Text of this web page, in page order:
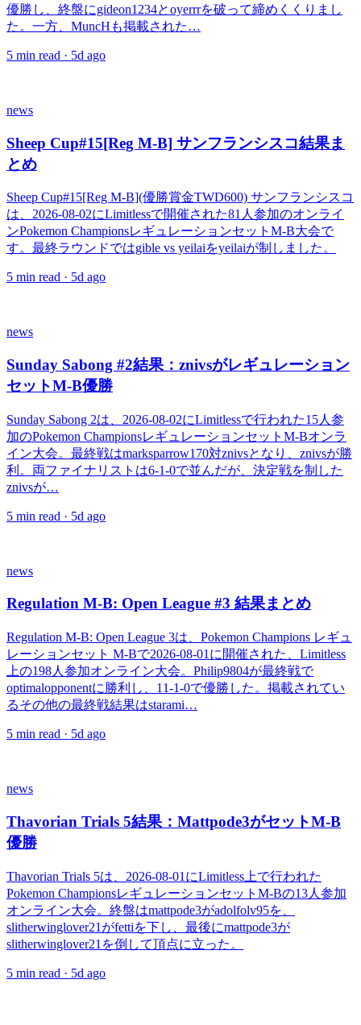
優勝し、終盤にgideon1234とoyerrrを破って締めくくりまし
た。一方、MuncHも掲載された…
5 min read · 5d ago
news
Sheep Cup#15[Reg M-B] サンフランシスコ結果ま
とめ
Sheep Cup#15[Reg M-B](優勝賞金TWD600) サンフランシスコ
は、2026-08-02にLimitlessで開催された81人参加のオンライ
ンPokemon ChampionsレギュレーションセットM-B大会で
す。最終ラウンドではgible vs yeilaiをyeilaiが制しました。
5 min read · 5d ago
news
Sunday Sabong #2結果：znivsがレギュレーション
セットM-B優勝
Sunday Sabong 2は、2026-08-02にLimitlessで行われた15人参
加のPokemon ChampionsレギュレーションセットM-Bオンラ
イン大会。最終戦はmarksparrow170対znivsとなり、znivsが勝
利。両ファイナリストは6-1-0で並んだが、決定戦を制した
znivsが…
5 min read · 5d ago
news
Regulation M-B: Open League #3 結果まとめ
Regulation M-B: Open League 3は、Pokemon Champions レギュ
レーションセット M-Bで2026-08-01に開催された、Limitless
上の198人参加オンライン大会。Philip9804が最終戦で
optimalopponentに勝利し、11-1-0で優勝した。掲載されてい
るその他の最終戦結果はstarami…
5 min read · 5d ago
news
Thavorian Trials 5結果：Mattpode3がセットM-B
優勝
Thavorian Trials 5は、2026-08-01にLimitless上で行われた
Pokemon ChampionsレギュレーションセットM-Bの13人参加
オンライン大会。終盤はmattpode3がadolfolv95を、
slitherwinglover21がfettiを下し、最後にmattpode3が
slitherwinglover21を倒して頂点に立った。
5 min read · 5d ago